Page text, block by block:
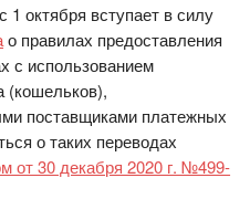
1 октября вступает в силу
о правилах предоставления
с использованием
(кошельков),
поставщиками платежных
о таких переводах
от 30 декабря 2020 г. №499-